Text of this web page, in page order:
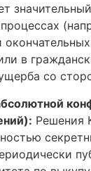
в
со
Решения